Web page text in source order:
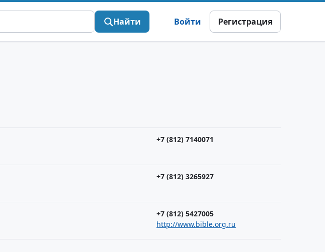
Найти Войти Регистрация
+7 (812) 7140071
+7 (812) 3265927
+7 (812) 5427005
http://www.bible.org.ru